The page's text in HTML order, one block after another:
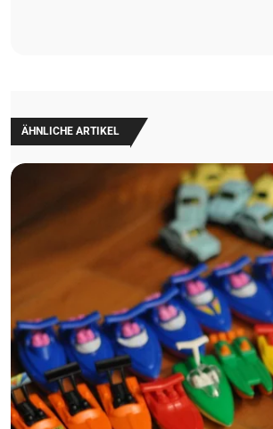
ÄHNLICHE ARTIKEL